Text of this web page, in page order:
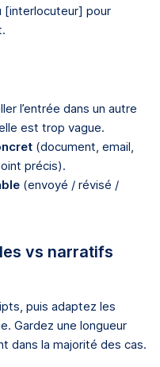
[interlocuteur] pour
l’entrée dans un autre
est trop vague.
(document, email,
précis).
(envoyé / révisé /
vs narratifs
puis adaptez les
Gardez une longueur
dans la majorité des cas.